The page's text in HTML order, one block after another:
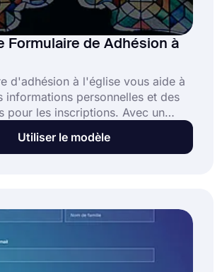
Formulaire de Adhésion à
d'adhésion à l'église vous aide à
informations personnelles et des
pour les inscriptions. Avec un
en ligne, les gens
s'inscrire pour devenir
Utiliser le modèle